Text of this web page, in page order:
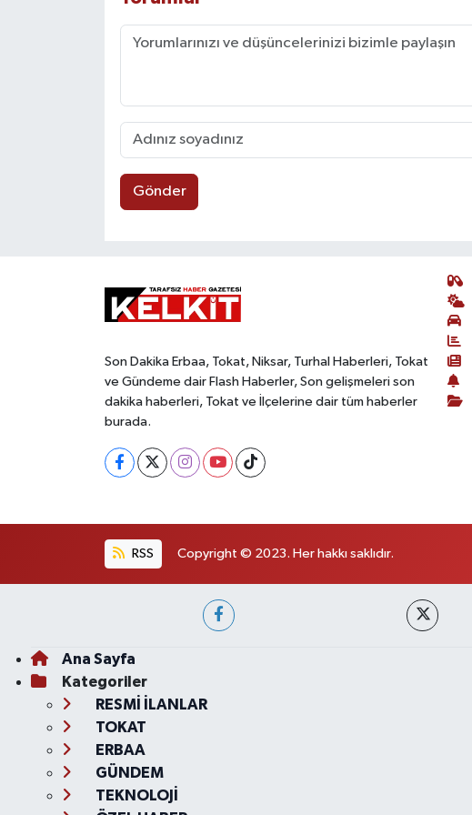
Gönder
Son Dakika Erbaa, Tokat, Niksar, Turhal Haberleri, Tokat
ve Gündeme dair Flash Haberler, Son gelişmeleri son
dakika haberleri, Tokat ve İlçelerine dair tüm haberler
burada.
RSS Copyright © 2023. Her hakkı saklıdır.
Ana Sayfa
Kategoriler
RESMİ İLANLAR
TOKAT
ERBAA
GÜNDEM
TEKNOLOJİ